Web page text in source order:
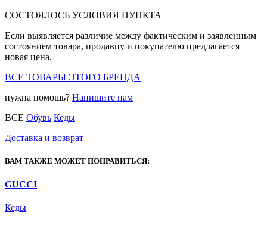
СОСТОЯЛОСЬ УСЛОВИЯ ПУНКТА
Если выявляется различие между фактическим и заявленным
состоянием товара, продавцу и покупателю предлагается
новая цена.
ВСЕ ТОВАРЫ ЭТОГО БРЕНДА
нужна помощь? Напишите нам
ВСЕ Обувь Кеды
Доставка и возврат
ВАМ ТАКЖЕ МОЖЕТ ПОНРАВИТЬСЯ:
GUCCI
Кеды